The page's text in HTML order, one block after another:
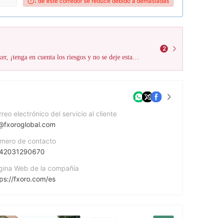
WikiFX ha recibido un total de 10 quejas de usuarios contra este broker, ¡tenga en cuenta los riesgos y no se deje estafar!
2
electrónico del servicio al cliente
de contacto
Web de la compañía
fxoro.com/es